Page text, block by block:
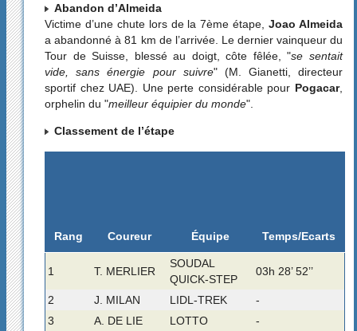
Abandon d’Almeida
Victime d’une chute lors de la 7ème étape, Joao Almeida
a abandonné à 81 km de l’arrivée. Le dernier vainqueur du
Tour de Suisse, blessé au doigt, côte fêlée, "se sentait
vide, sans énergie pour suivre" (M. Gianetti, directeur
sportif chez UAE). Une perte considérable pour Pogacar,
orphelin du "meilleur équipier du monde".
Classement de l’étape
Rang Coureur Équipe Temps/Ecarts
1 T. MERLIER
SOUDAL
QUICK-STEP
03h 28’ 52’’
2 J. MILAN LIDL-TREK
-
3
A. DE LIE LOTTO -